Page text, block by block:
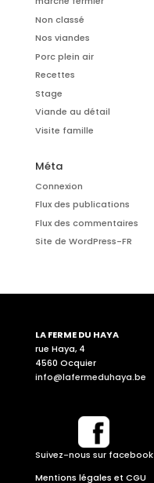
Non classé
Nos viandes
Porc plein air
Recettes
Stage
Viande au détail
Visite famille
Méta
Connexion
Flux des publications
Flux des commentaires
Site de WordPress-FR
LA FERME DU HAYA
rue Haya, 4
4560 Ocquier
info@lafermeduhaya.be
Suivez-nous sur facebook
Mentions légales et CGU